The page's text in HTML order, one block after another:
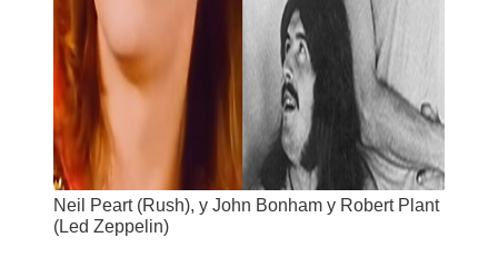
Neil Peart (Rush), y John Bonham y Robert Plant
(Led Zeppelin)